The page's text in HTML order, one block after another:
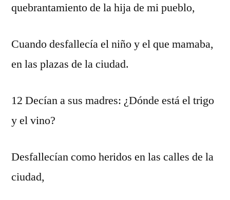
quebrantamiento de la hija de mi pueblo,
Cuando desfallecía el niño y el que mamaba,
en las plazas de la ciudad.
12 Decían a sus madres: ¿Dónde está el trigo
y el vino?
Desfallecían como heridos en las calles de la
ciudad,